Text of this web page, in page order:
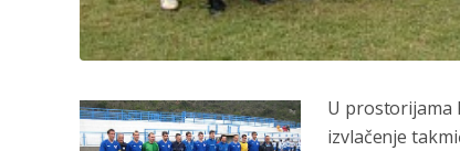
U prostorijama
izvlačenje